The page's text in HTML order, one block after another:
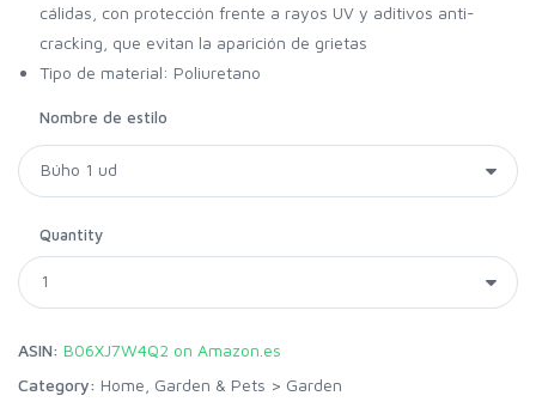
cálidas, con protección frente a rayos UV y aditivos anti-
cracking, que evitan la aparición de grietas
Tipo de material: Poliuretano
Nombre de estilo
Quantity
ASIN: B06XJ7W4Q2 on Amazon.es
Category: Home, Garden & Pets > Garden